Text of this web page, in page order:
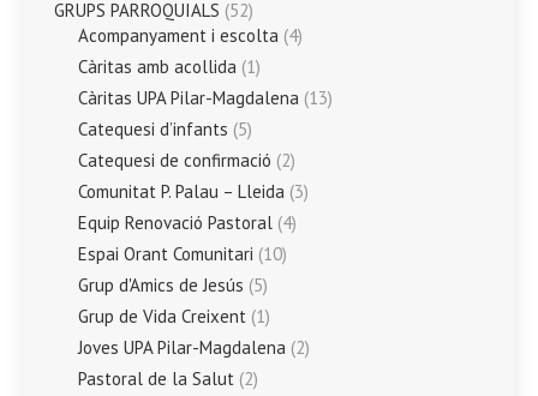
GRUPS PARROQUIALS (52)
Acompanyament i escolta (4)
Càritas amb acollida (1)
Càritas UPA Pilar-Magdalena (13)
Catequesi d’infants (5)
Catequesi de confirmació (2)
Comunitat P. Palau – Lleida (3)
Equip Renovació Pastoral (4)
Espai Orant Comunitari (10)
Grup d'Amics de Jesús (5)
Grup de Vida Creixent (1)
Joves UPA Pilar-Magdalena (2)
Pastoral de la Salut (2)